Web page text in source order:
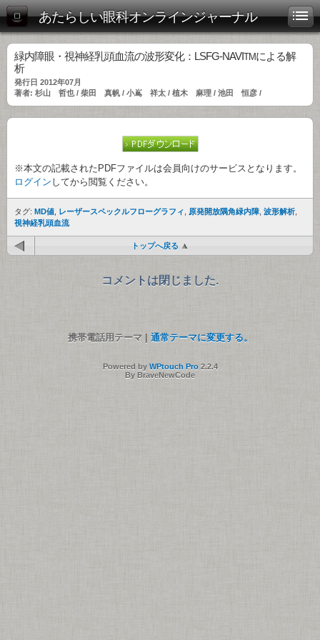
あたらしい眼科オンラインジャーナル
緑内障眼・視神経乳頭血流の波形変化：LSFG-NAVI TMによる解
析
発行日 2012年07月
著者: 杉山 哲也 / 柴田 真帆 / 小嶌 祥太 / 植木 麻理 / 池田 恒彦 /
※本文の記載されたPDFファイルは会員向けのサービスとなります。
ログイン してから閲覧ください。
タグ: MD値 レーザースペックルフローグラフィ 原発開放隅角緑内障 波形解析
視神経乳頭血流
トップへ戻る
コメントは閉じました.
携帯電話用テーマ | 通常テーマに変更する。
Powered by WPtouch Pro2.2.4
By BraveNewCode